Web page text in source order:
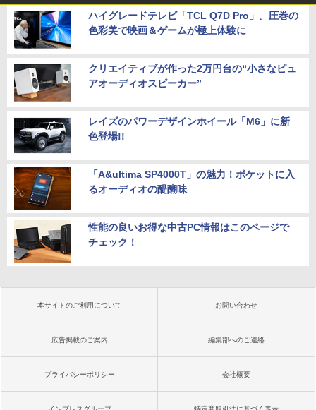
ハイグレードテレビ「TCL Q7D Pro」。圧巻の
色彩美で映画＆ゲームが極上体験に
クリエイティブが作った2万円台の“小さなピュ
アオーディオスピーカー”
レイズのパワーデザインホイール「M6」に新
色登場!!
「A&ultima SP4000T」の魅力！ポケットに入
るオーディオの醍醐味
性能の良いお得な中古PC情報はこのページで
チェック！
本サイトのご利用について お問い合わせ
広告掲載のご案内 編集部へのご連絡
プライバシーポリシー 会社概要